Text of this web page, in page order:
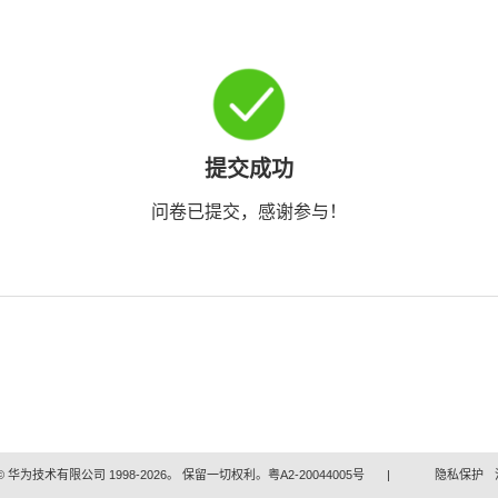
提交成功
问卷已提交，感谢参与！
华为技术有限公司 1998-2026。 保留一切权利。粤A2-20044005号 | 隐私保护